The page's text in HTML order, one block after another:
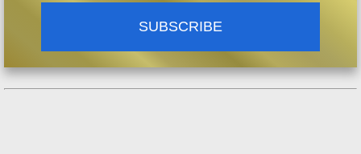
cismáticos, y los no católicos depende
audio es un poco largo (más de 3 horas),
SUBSCRIBE